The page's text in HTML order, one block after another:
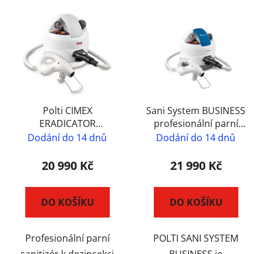
Polti CIMEX
ERADICATOR
profesionální parní
dezinsekci štěnic
Dodání do 14 dnů
20 990 Kč
DO KOŠÍKU
Profesionální parní
Sani System BUSINESS
profesionální parní
sanitizér na dezinfekci
Dodání do 14 dnů
21 990 Kč
DO KOŠÍKU
POLTI SANI SYSTEM